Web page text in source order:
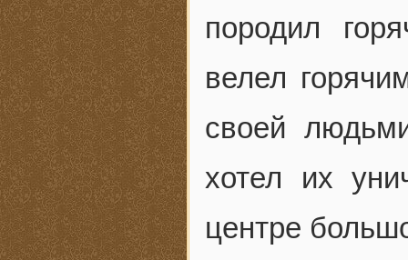
породил
велел
своей
хотел их
центре